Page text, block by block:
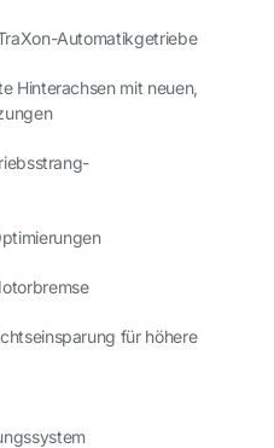
Automatikgetriebe
Hinterachsen mit neuen,
für höhere